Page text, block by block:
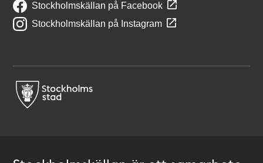
Stockholmskällan på Facebook
Stockholmskällan på Instagram